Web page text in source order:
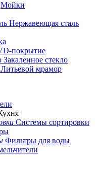
Мойки
Нержавеющая сталь
покрытие
Закаленное стекло
Литьевой мрамор
Системы сортировки
Фильтры для воды